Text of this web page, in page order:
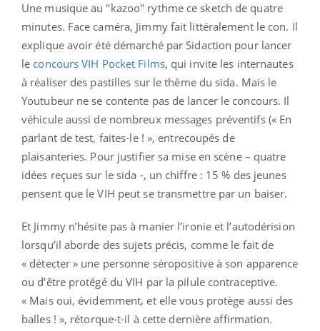
Une musique au "kazoo" rythme ce sketch de quatre
minutes. Face caméra, Jimmy fait littéralement le con. Il
explique avoir été démarché par Sidaction pour lancer
le concours VIH Pocket Films, qui invite les internautes
à réaliser des pastilles sur le thème du sida. Mais le
Youtubeur ne se contente pas de lancer le concours. Il
véhicule aussi de nombreux messages préventifs (« En
parlant de test, faites-le ! », entrecoupés de
plaisanteries. Pour justifier sa mise en scène – quatre
idées reçues sur le sida -, un chiffre : 15 % des jeunes
pensent que le VIH peut se transmettre par un baiser.
Et Jimmy n’hésite pas à manier l’ironie et l’autodérision
lorsqu’il aborde des sujets précis, comme le fait de
« détecter » une personne séropositive à son apparence
ou d’être protégé du VIH par la pilule contraceptive.
« Mais oui, évidemment, et elle vous protège aussi des
balles ! », rétorque-t-il à cette dernière affirmation.